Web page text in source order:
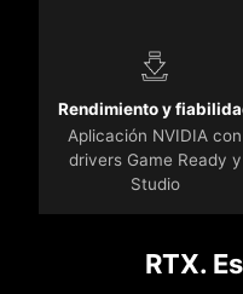
Rendimiento y
Aplicación NVIDIA con
drivers Game Ready y
Studio
RTX.